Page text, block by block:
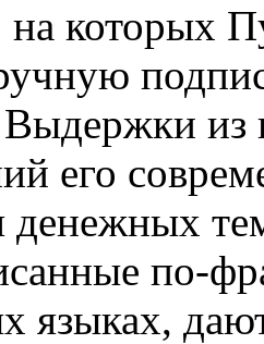
которых
его
денежных
по-
языках,